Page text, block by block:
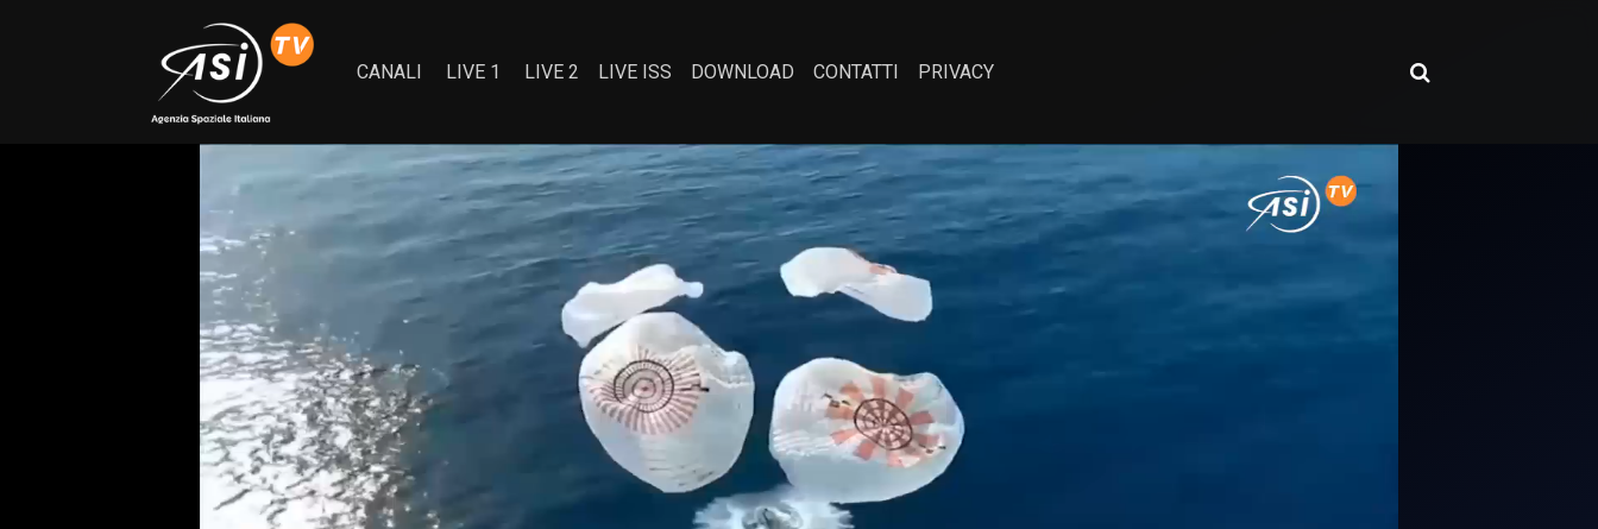
CANALI LIVE 1 LIVE 2 LIVE ISS DOWNLOAD CONTATTI PRIVACY